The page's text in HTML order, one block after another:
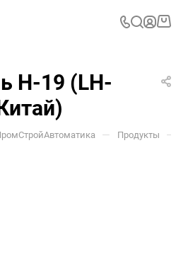
Н-19 (LH-
— Продукты —